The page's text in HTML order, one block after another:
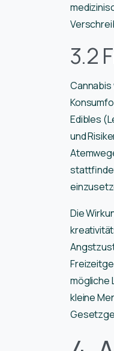
3.2
Cannabis
Edibles
und
Die
mögliche
kleine